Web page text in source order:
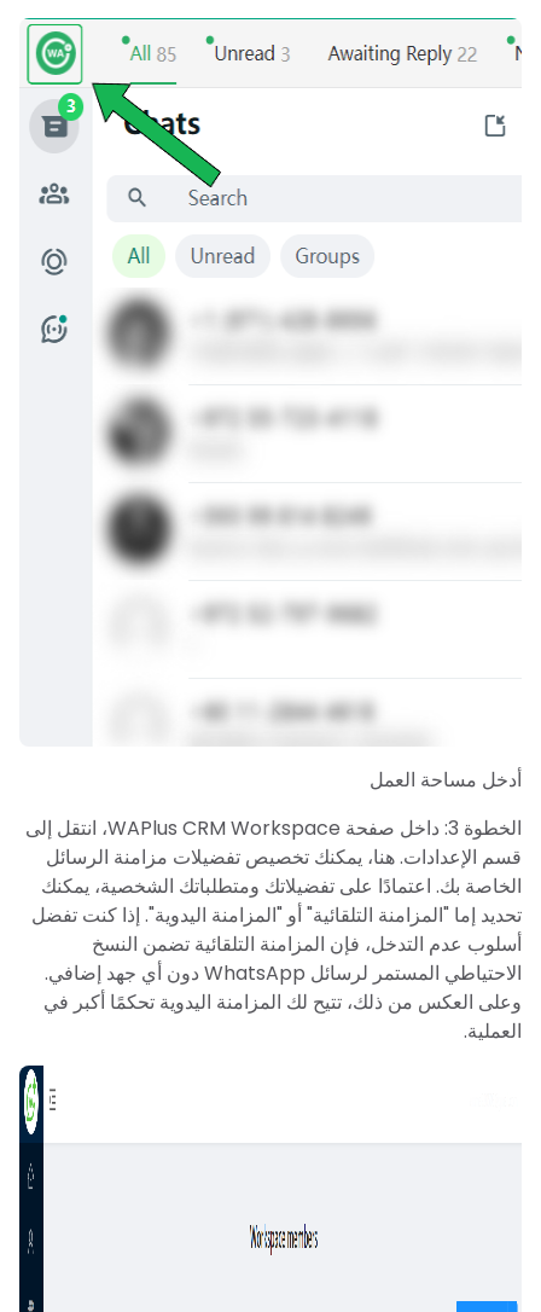
أدخل مساحة العمل
الخطوة 3: داخل صفحة WAPlus CRM Workspace، انتقل إلى
قسم الإعدادات. هنا، يمكنك تخصيص تفضيلات مزامنة الرسائل
الخاصة بك. اعتمادًا على تفضيلاتك ومتطلباتك الشخصية، يمكنك
تحديد إما "المزامنة التلقائية" أو "المزامنة اليدوية". إذا كنت تفضل
أسلوب عدم التدخل، فإن المزامنة التلقائية تضمن النسخ
الاحتياطي المستمر لرسائل WhatsApp دون أي جهد إضافي.
وعلى العكس من ذلك، تتيح لك المزامنة اليدوية تحكمًا أكبر في
العملية.